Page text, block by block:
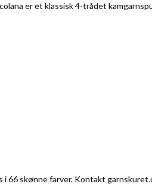
er et klassisk 4-trådet
i 66 skønne farver. Kontakt